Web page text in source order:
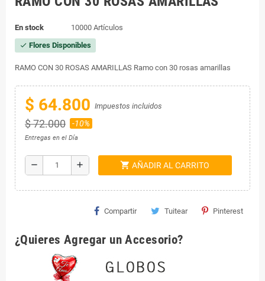
En stock 10000 Artículos
check Flores Disponibles
RAMO CON 30 ROSAS AMARILLAS Ramo con 30 rosas amarillas
$ 64.800 Impuestos incluidos
$ 72.000 -10%
Entregas en el Día
remove add shopping_cart AÑADIR AL CARRITO
Compartir Tuitear Pinterest
¿Quieres Agregar un Accesorio?